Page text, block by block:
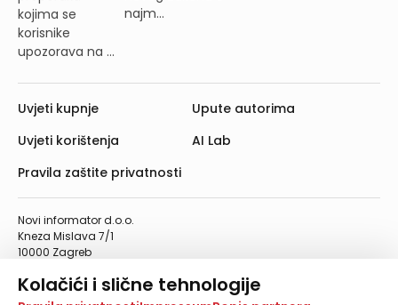
Kolačići i slične tehnologije
kojima se
korisnike
upozorava na ...
najm...
Novi informator d.o.o.
Kneza Mislava 7/1
10000 Zagreb
Telefaks: 01/4612-553
info@informator.hr
Uvjeti kupnje
Uvjeti korištenja
Pravila zaštite privatnosti
Upute autorima
AI Lab